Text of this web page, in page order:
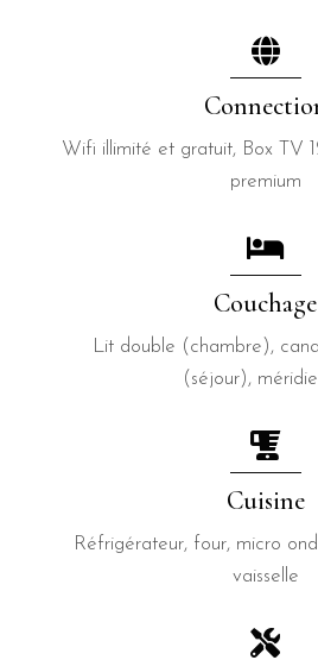
Wifi illimité et gratuit, Box TV
premium
Couchage
Lit double (chambre),
(séjour),
Cuisine
Réfrigérateur, four, micro
vaisselle